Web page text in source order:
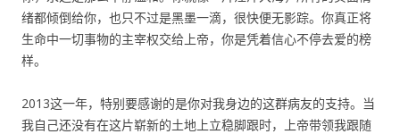
绪都倾倒给你，也只不过是黑墨一滴，很快便无影踪。你真正将
生命中一切事物的主宰权交给上帝，你是凭着信心不停去爱的榜
样。
2013这一年，特别要感谢的是你对我身边的这群病友的支持。当
我自己还没有在这片崭新的土地上立稳脚跟时，上帝带领我跟随